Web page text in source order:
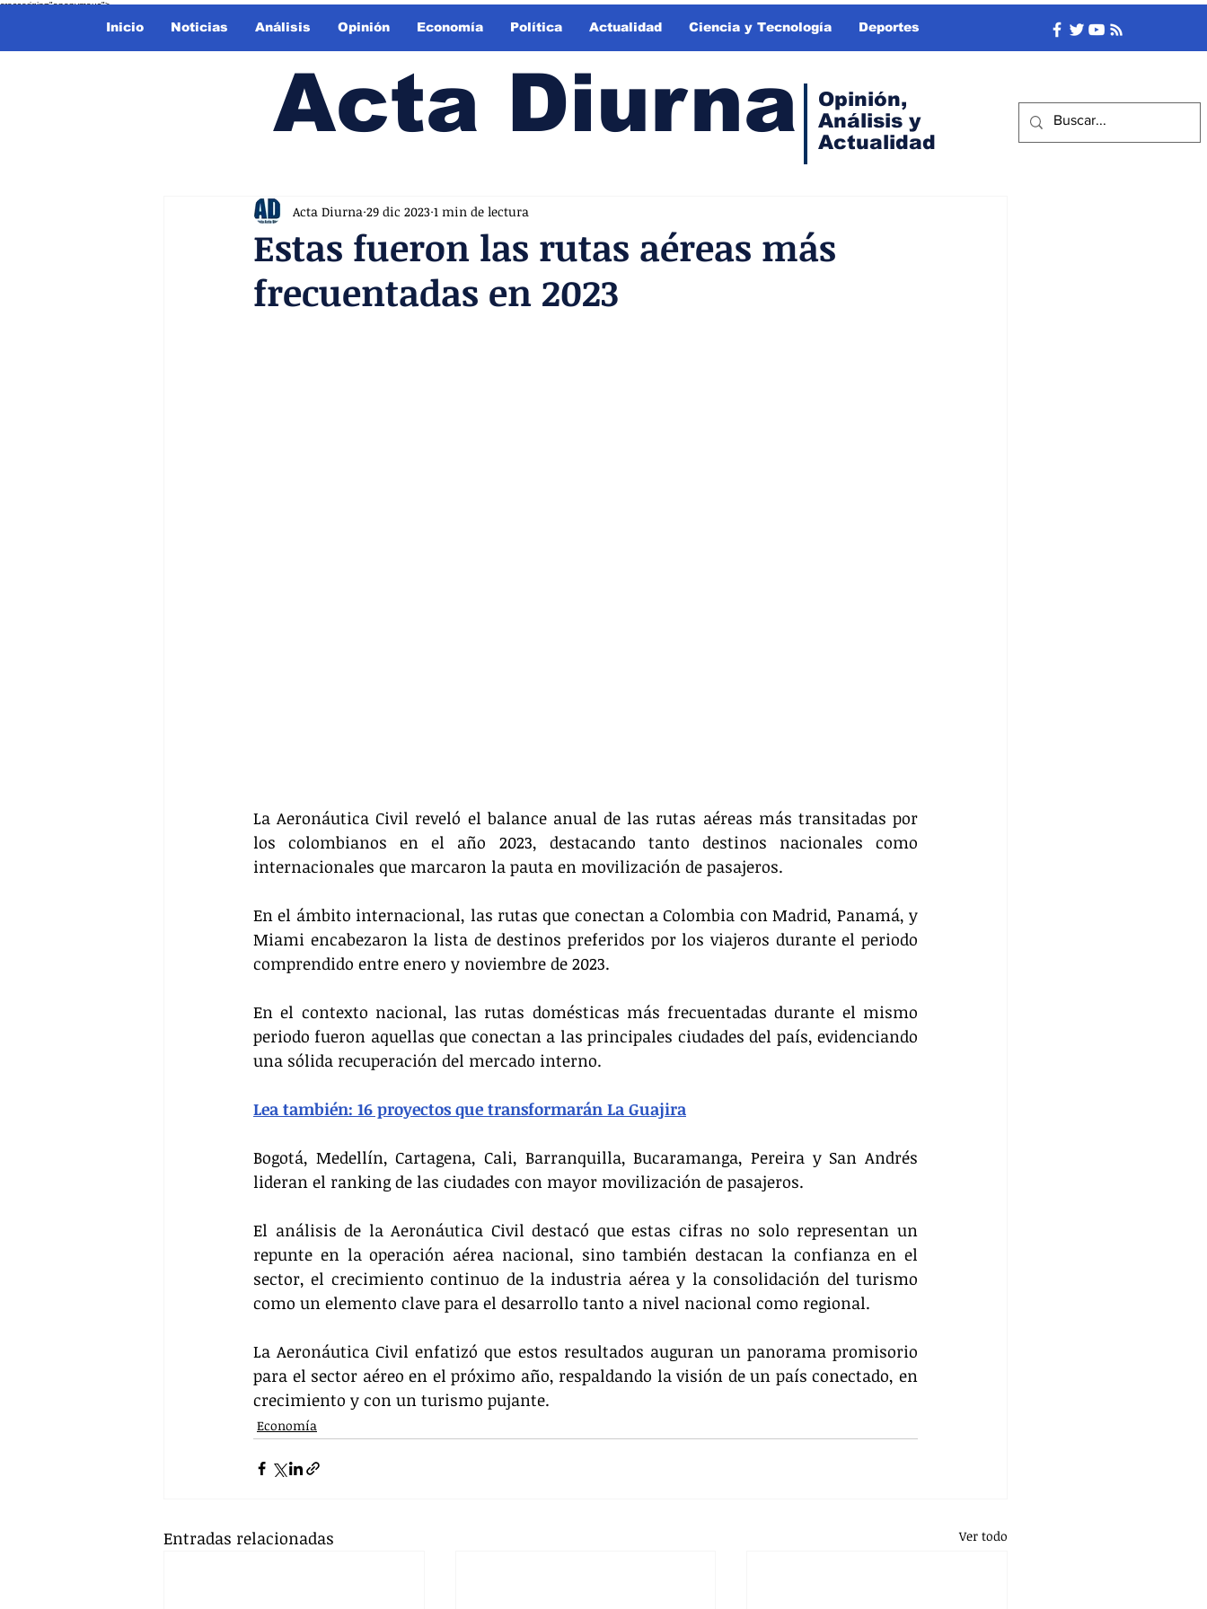
crossorigin="anonymous">
Inicio Noticias Análisis Opinión Economía Política Actualidad Ciencia y Tecnología Deportes
Acta Diurna
Opinión,
Análisis y
Actualidad
Estas fueron las rutas aéreas más
frecuentadas en 2023
Acta Diurna 29 dic 2023 1 min de lectura
La Aeronáutica Civil reveló el balance anual de las rutas aéreas más transitadas por
los colombianos en el año 2023, destacando tanto destinos nacionales como
internacionales que marcaron la pauta en movilización de pasajeros.
En el ámbito internacional, las rutas que conectan a Colombia con Madrid, Panamá, y
Miami encabezaron la lista de destinos preferidos por los viajeros durante el periodo
comprendido entre enero y noviembre de 2023.
En el contexto nacional, las rutas domésticas más frecuentadas durante el mismo
periodo fueron aquellas que conectan a las principales ciudades del país, evidenciando
una sólida recuperación del mercado interno.
Lea también: 16 proyectos que transformarán La Guajira
Bogotá, Medellín, Cartagena, Cali, Barranquilla, Bucaramanga, Pereira y San Andrés
lideran el ranking de las ciudades con mayor movilización de pasajeros.
El análisis de la Aeronáutica Civil destacó que estas cifras no solo representan un
repunte en la operación aérea nacional, sino también destacan la confianza en el
sector, el crecimiento continuo de la industria aérea y la consolidación del turismo
como un elemento clave para el desarrollo tanto a nivel nacional como regional.
La Aeronáutica Civil enfatizó que estos resultados auguran un panorama promisorio
para el sector aéreo en el próximo año, respaldando la visión de un país conectado, en
crecimiento y con un turismo pujante.
Economía
Entradas relacionadas Ver todo